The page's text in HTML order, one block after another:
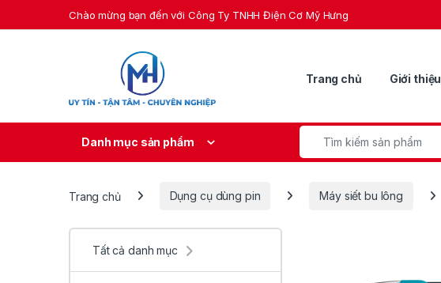
Skip to navigationChào mừng bạn đến với Công Ty TNHH Điện Cơ Mỹ Hưng
Trang chủ Giới thiệu
Danh mục sản phẩm
Search for:
Trang chủ Dụng cụ dùng pin Máy siết bu lông
Tất cả danh mục